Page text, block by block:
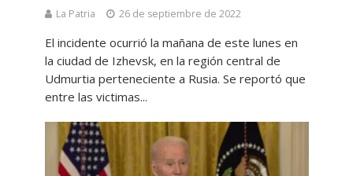
La Patria 26 de septiembre de 2022
El incidente ocurrió la mañana de este lunes en
la ciudad de Izhevsk, en la región central de
Udmurtia perteneciente a Rusia. Se reportó que
entre las victimas...